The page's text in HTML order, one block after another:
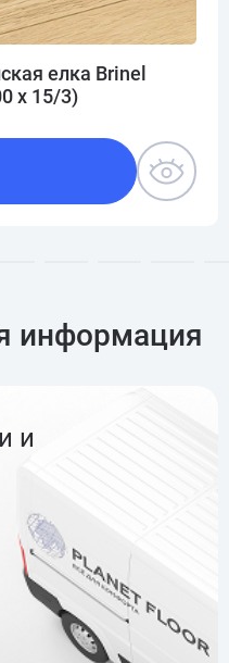
елка Brinel
х 15/3)
информация
и